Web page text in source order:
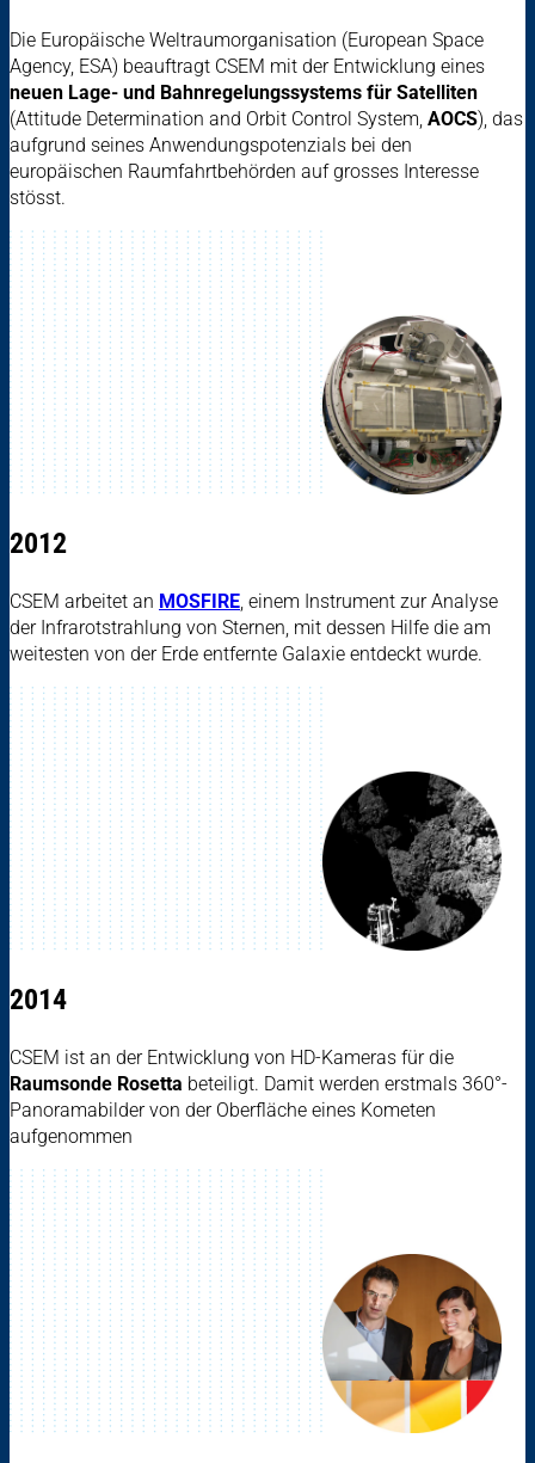
Die Europäische Weltraumorganisation (European Space
Agency, ESA) beauftragt CSEM mit der Entwicklung eines
neuen Lage- und Bahnregelungssystems für Satelliten
(Attitude Determination and Orbit Control System, AOCS), das
aufgrund seines Anwendungspotenzials bei den
europäischen Raumfahrtbehörden auf grosses Interesse
stösst.
2012
CSEM arbeitet an MOSFIRE , einem Instrument zur Analyse
der Infrarotstrahlung von Sternen, mit dessen Hilfe die am
weitesten von der Erde entfernte Galaxie entdeckt wurde.
2014
CSEM ist an der Entwicklung von HD-Kameras für die
Raumsonde Rosetta beteiligt. Damit werden erstmals 360°-
Panoramabilder von der Oberfläche eines Kometen
aufgenommen